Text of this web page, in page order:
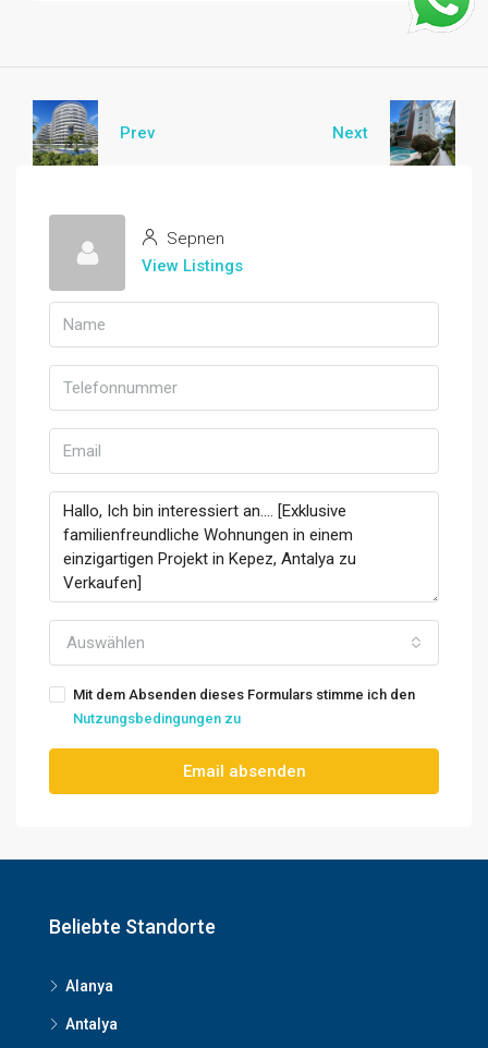
Prev Next
Sepnen
View Listings
Auswählen
Mit dem Absenden dieses Formulars stimme ich den
Nutzungsbedingungen zu
Email absenden
Beliebte Standorte
Alanya
Antalya